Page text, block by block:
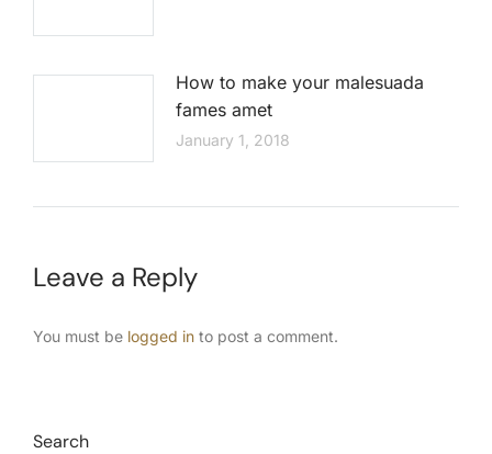
How to make your malesuada
fames amet
January 1, 2018
Leave a Reply
You must be logged in to post a comment.
Search